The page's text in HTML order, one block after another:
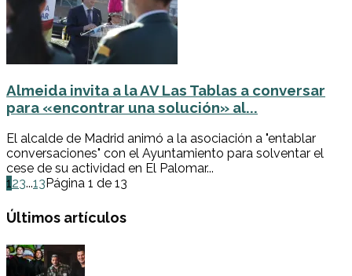
Almeida invita a la AV Las Tablas a conversar
para «encontrar una solución» al...
El alcalde de Madrid animó a la asociación a "entablar
conversaciones" con el Ayuntamiento para solventar el
cese de su actividad en El Palomar...
123...13Página 1 de 13
Últimos artículos